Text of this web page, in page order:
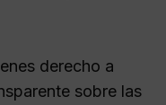
derecho a
sobre las